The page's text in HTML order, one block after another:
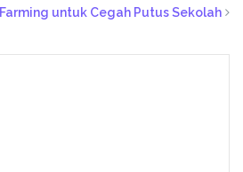
Farming untuk Cegah Putus Sekolah